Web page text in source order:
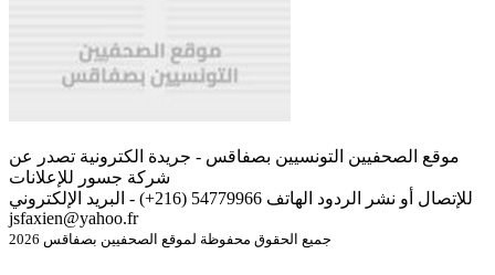
موقع الصحفيين التونسيين بصفاقس - جريدة الكترونية تصدر عن
شركة جسور للإعلانات
للإتصال أو نشر الردود الهاتف 54779966 (216+) - البريد الإلكتروني
jsfaxien@yahoo.fr
جميع الحقوق محفوظة لموقع الصحفيين بصفاقس 2026